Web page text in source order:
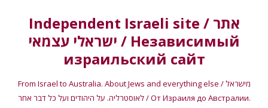
Independent Israeli site / אתר
ישראלי עצמאי / Независимый
израильский сайт
From Israel to Australia. About Jews and everything else / מישראל
לאוסטרליה. על היהודים ועל כל דבר אחר / От Израиля до Австралии.